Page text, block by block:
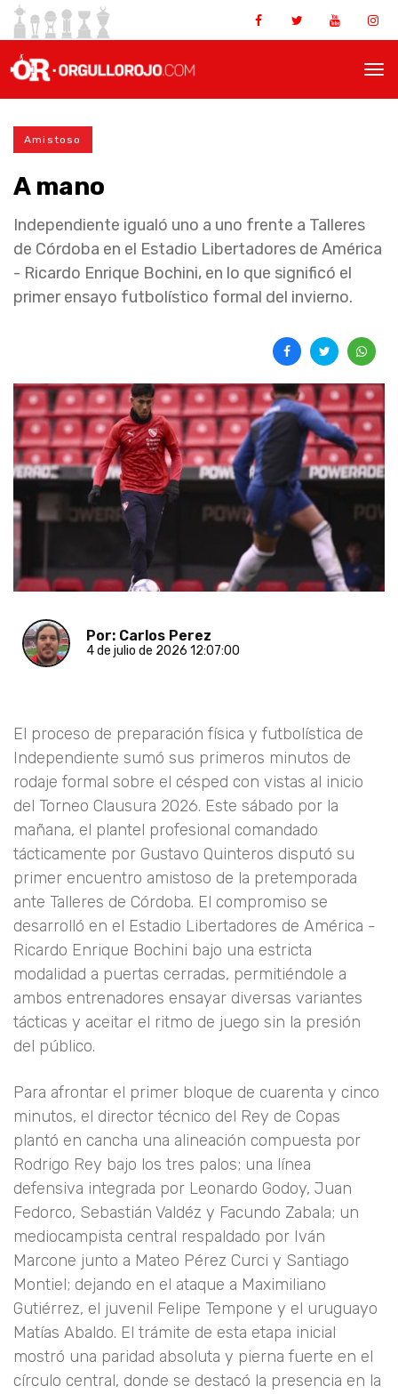
Amistoso
A mano
Independiente igualó uno a uno frente a Talleres
de Córdoba en el Estadio Libertadores de América
- Ricardo Enrique Bochini, en lo que significó el
primer ensayo futbolístico formal del invierno.
Por: Carlos Perez
4 de julio de 2026 12:07:00
El proceso de preparación física y futbolística de
Independiente sumó sus primeros minutos de
rodaje formal sobre el césped con vistas al inicio
del Torneo Clausura 2026. Este sábado por la
mañana, el plantel profesional comandado
tácticamente por Gustavo Quinteros disputó su
primer encuentro amistoso de la pretemporada
ante Talleres de Córdoba. El compromiso se
desarrolló en el Estadio Libertadores de América -
Ricardo Enrique Bochini bajo una estricta
modalidad a puertas cerradas, permitiéndole a
ambos entrenadores ensayar diversas variantes
tácticas y aceitar el ritmo de juego sin la presión
del público.
Para afrontar el primer bloque de cuarenta y cinco
minutos, el director técnico del Rey de Copas
plantó en cancha una alineación compuesta por
Rodrigo Rey bajo los tres palos; una línea
defensiva integrada por Leonardo Godoy, Juan
Fedorco, Sebastián Valdéz y Facundo Zabala; un
mediocampista central respaldado por Iván
Marcone junto a Mateo Pérez Curci y Santiago
Montiel; dejando en el ataque a Maximiliano
Gutiérrez, el juvenil Felipe Tempone y el uruguayo
Matías Abaldo. El trámite de esta etapa inicial
mostró una paridad absoluta y pierna fuerte en el
círculo central, donde se destacó la presencia en la